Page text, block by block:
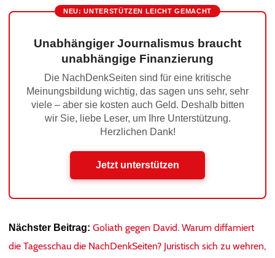
NEU: UNTERSTÜTZEN LEICHT GEMACHT
Unabhängiger Journalismus braucht
unabhängige Finanzierung
Die NachDenkSeiten sind für eine kritische
Meinungsbildung wichtig, das sagen uns sehr, sehr
viele – aber sie kosten auch Geld. Deshalb bitten
wir Sie, liebe Leser, um Ihre Unterstützung.
Herzlichen Dank!
Jetzt unterstützen
Nächster Beitrag: Goliath gegen David. Warum diffamiert
die Tagesschau die NachDenkSeiten? Juristisch sich zu wehren,